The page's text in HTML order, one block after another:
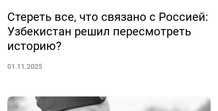
Стереть все, что связано с Россией:
Узбекистан решил пересмотреть
историю?
01.11.2025